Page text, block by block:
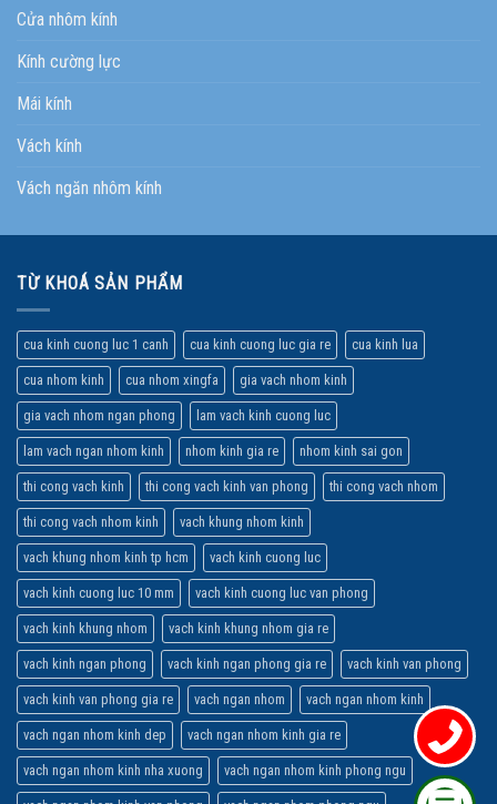
Cửa nhôm kính
Kính cường lực
Mái kính
Vách kính
Vách ngăn nhôm kính
TỪ KHOÁ SẢN PHẨM
cua kinh cuong luc 1 canh cua kinh cuong luc gia re cua kinh lua
cua nhom kinh cua nhom xingfa gia vach nhom kinh
gia vach nhom ngan phong lam vach kinh cuong luc
lam vach ngan nhom kinh nhom kinh gia re nhom kinh sai gon
thi cong vach kinh thi cong vach kinh van phong thi cong vach nhom
thi cong vach nhom kinh vach khung nhom kinh
vach khung nhom kinh tp hcm vach kinh cuong luc
vach kinh cuong luc 10 mm vach kinh cuong luc van phong
vach kinh khung nhom vach kinh khung nhom gia re
vach kinh ngan phong vach kinh ngan phong gia re vach kinh van phong
vach kinh van phong gia re vach ngan nhom vach ngan nhom kinh
vach ngan nhom kinh dep vach ngan nhom kinh gia re
vach ngan nhom kinh nha xuong vach ngan nhom kinh phong ngu